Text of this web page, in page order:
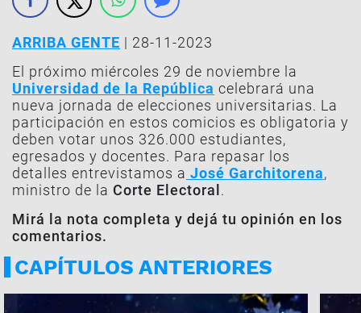
ARRIBA GENTE | 28-11-2023
El próximo miércoles 29 de noviembre la
Universidad de la República celebrará una
nueva jornada de elecciones universitarias. La
participación en estos comicios es obligatoria y
deben votar unos 326.000 estudiantes,
egresados y docentes. Para repasar los
detalles entrevistamos a José Garchitorena,
ministro de la Corte Electoral .
Mirá la nota completa y dejá tu opinión en los
comentarios.
CAPÍTULOS ANTERIORES